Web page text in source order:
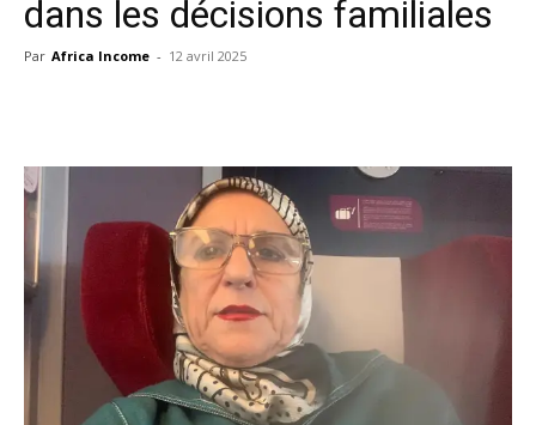
dans les décisions familiales
Par Africa Income - 12 avril 2025